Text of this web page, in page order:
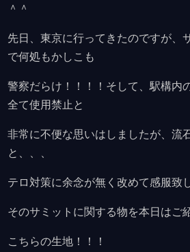
＾＾
先日、東京に行ってきたのですが、
で何処もかしこも
警察だらけ！！！！そして、駅構内
全て使用禁止と
非常に不便な思いはしましたが、流
と、、、
テロ対策に余念が無く改めて感服致
そのサミットに関する物を本日はご
こちらの生地！！！